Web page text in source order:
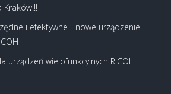
Kraków!!!
i efektywne - nowe urządzenie
urządzeń wielofunkcyjnych RICOH